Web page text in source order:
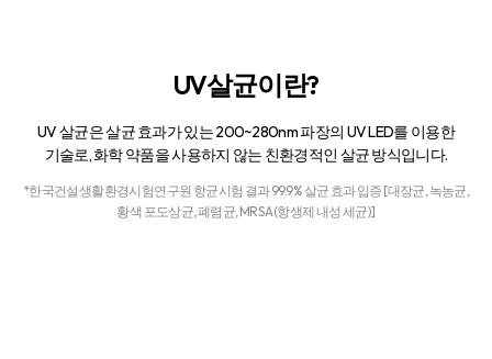
UV살균이란?
UV 살균은 살균 효과가 있는 200~280nm 파장의 UV LED를 이용한
기술로,화학 약품을 사용하지 않는 친환경적인 살균 방식입니다.
*한국건설생활환경시험연구원 항균시험 결과 99.9% 살균 효과 입증 [대장균, 녹농균,
황색 포도상균, 폐렴균, MRSA(항생제 내성 세균)]